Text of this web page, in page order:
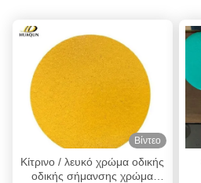
Βίντεο
Κίτρινο / λευκό χρώμα οδικής
οδικής σήμανσης χρώμα